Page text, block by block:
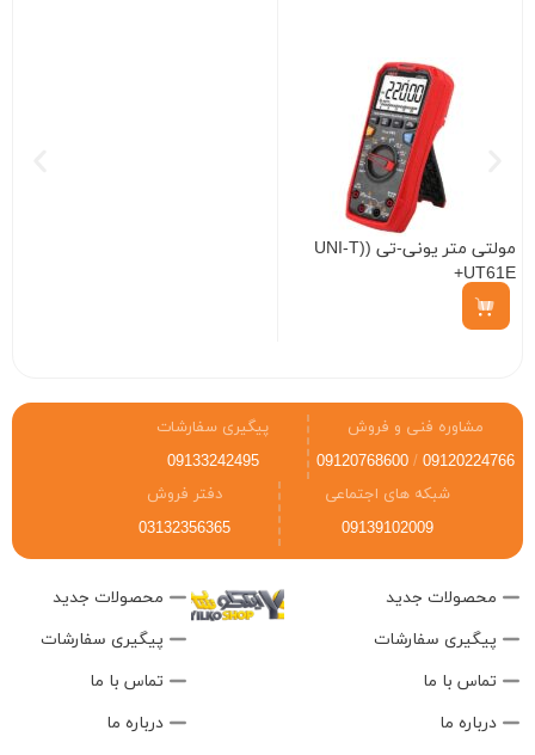
مولتی متر یونی-تی (UNI-T)
UT61E+
مشاوره فنی و فروش
09120224766
/
09120768600
پیگیری سفارشات
09133242495
دفتر فروش
03132356365
شبکه های اجتماعی
09139102009
محصولات جدید
پیگیری سفارشات
تماس با ما
درباره ما
محصولات جدید
پیگیری سفارشات
تماس با ما
درباره ما